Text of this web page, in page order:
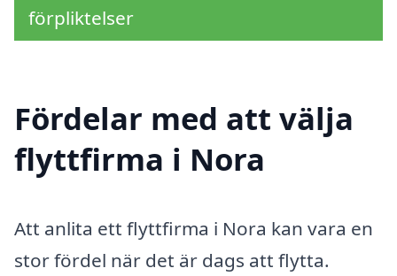
förpliktelser
Fördelar med att välja
flyttfirma i Nora
Att anlita ett flyttfirma i Nora kan vara en
stor fördel när det är dags att flytta.